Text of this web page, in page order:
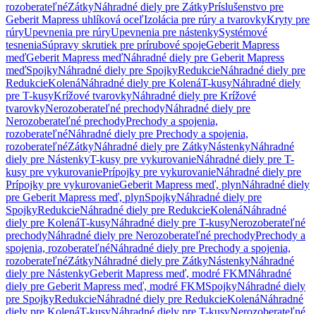
rozoberateľnéZátkyNáhradné diely pre ZátkyPríslušenstvo pre
Geberit Mapress uhlíková oceľIzolácia pre rúry a tvarovkyKryty pre
rúryUpevnenia pre rúryUpevnenia pre nástenkySystémové
tesneniaSúpravy skrutiek pre prírubové spojeGeberit Mapress
meďGeberit Mapress meďNáhradné diely pre Geberit Mapress
meďSpojkyNáhradné diely pre SpojkyRedukcieNáhradné diely pre
RedukcieKolenáNáhradné diely pre KolenáT-kusyNáhradné diely
pre T-kusyKrížové tvarovkyNáhradné diely pre Krížové
tvarovkyNerozoberateľné prechodyNáhradné diely pre
Nerozoberateľné prechodyPrechody a spojenia,
rozoberateľnéNáhradné diely pre Prechody a spojenia,
rozoberateľnéZátkyNáhradné diely pre ZátkyNástenkyNáhradné
diely pre NástenkyT-kusy pre vykurovanieNáhradné diely pre T-
kusy pre vykurovaniePrípojky pre vykurovanieNáhradné diely pre
Prípojky pre vykurovanieGeberit Mapress meď, plynNáhradné diely
pre Geberit Mapress meď, plynSpojkyNáhradné diely pre
SpojkyRedukcieNáhradné diely pre RedukcieKolenáNáhradné
diely pre KolenáT-kusyNáhradné diely pre T-kusyNerozoberateľné
prechodyNáhradné diely pre Nerozoberateľné prechodyPrechody a
spojenia, rozoberateľnéNáhradné diely pre Prechody a spojenia,
rozoberateľnéZátkyNáhradné diely pre ZátkyNástenkyNáhradné
diely pre NástenkyGeberit Mapress meď, modré FKMNáhradné
diely pre Geberit Mapress meď, modré FKMSpojkyNáhradné diely
pre SpojkyRedukcieNáhradné diely pre RedukcieKolenáNáhradné
diely pre KolenáT-kusyNáhradné diely pre T-kusyNerozoberateľné